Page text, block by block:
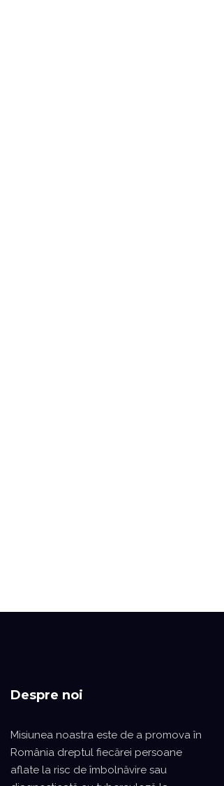
Despre noi
Misiunea noastra este de a promova în
România dreptul fiecărei persoane
aflate la risc de îmbolnăvire sau